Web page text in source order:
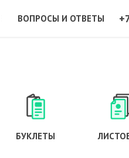
ВОПРОСЫ И ОТВЕТЫ
БУКЛЕТЫ